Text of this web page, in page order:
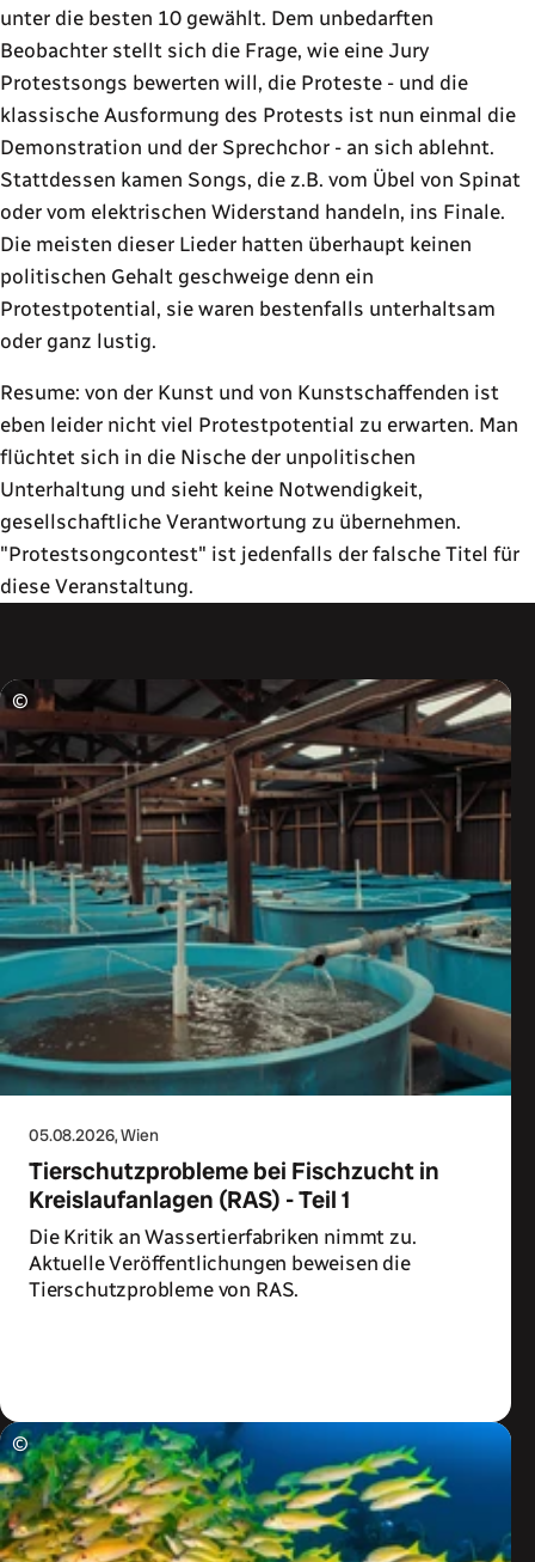
unter die besten 10 gewählt. Dem unbedarften
Beobachter stellt sich die Frage, wie eine Jury
Protestsongs bewerten will, die Proteste - und die
klassische Ausformung des Protests ist nun einmal die
Demonstration und der Sprechchor - an sich ablehnt.
Stattdessen kamen Songs, die z.B. vom Übel von Spinat
oder vom elektrischen Widerstand handeln, ins Finale.
Die meisten dieser Lieder hatten überhaupt keinen
politischen Gehalt geschweige denn ein
Protestpotential, sie waren bestenfalls unterhaltsam
oder ganz lustig.
Resume: von der Kunst und von Kunstschaffenden ist
eben leider nicht viel Protestpotential zu erwarten. Man
flüchtet sich in die Nische der unpolitischen
Unterhaltung und sieht keine Notwendigkeit,
gesellschaftliche Verantwortung zu übernehmen.
"Protestsongcontest" ist jedenfalls der falsche Titel für
diese Veranstaltung.
©
05.08.2026, Wien
Tierschutzprobleme bei Fischzucht in
Kreislaufanlagen (RAS) - Teil 1
Die Kritik an Wassertierfabriken nimmt zu.
Aktuelle Veröffentlichungen beweisen die
Tierschutzprobleme von RAS.
©